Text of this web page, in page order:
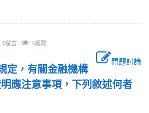
0留言 0追蹤
問題討論
定，有關金融機構
應注意事項，下列敘述何者